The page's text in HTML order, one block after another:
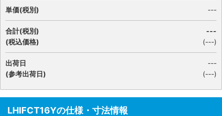
単価(税別) ---
合計(税別)
(税込価格)
---
(---)
出荷日
(参考出荷日)
---
(---)
LHIFCT16Yの仕様・寸法情報